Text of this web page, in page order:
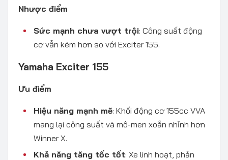
Nhược điểm
Sức mạnh chưa vượt trội: Công suất động
cơ vẫn kém hơn so với Exciter 155.
Yamaha Exciter 155
Ưu điểm
Hiệu năng mạnh mẽ: Khối động cơ 155cc VVA
mang lại công suất và mô-men xoắn nhỉnh hơn
Winner X.
Khả năng tăng tốc tốt: Xe linh hoạt, phản